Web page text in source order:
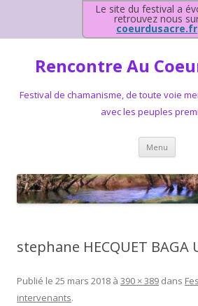
Le site du festival a
retrouvez nous
coeurdusacre.fr
Rencontre Au
Festival de chamanisme, de toute voie
avec les peuples
Menu Aller
stephane HECQUET BAGA
Publié le 25 mars 2018 à 390 × 389 dans
intervenants.